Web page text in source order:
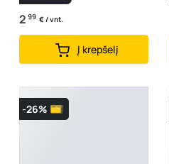
2 99 € / vnt.
Į krepšelį
-26%